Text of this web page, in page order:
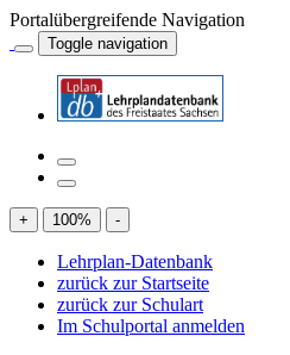
Portalübergreifende Navigation
Toggle navigation
+ 100% -
Lehrplan-Datenbank
zurück zur Startseite
zurück zur Schulart
Im Schulportal anmelden